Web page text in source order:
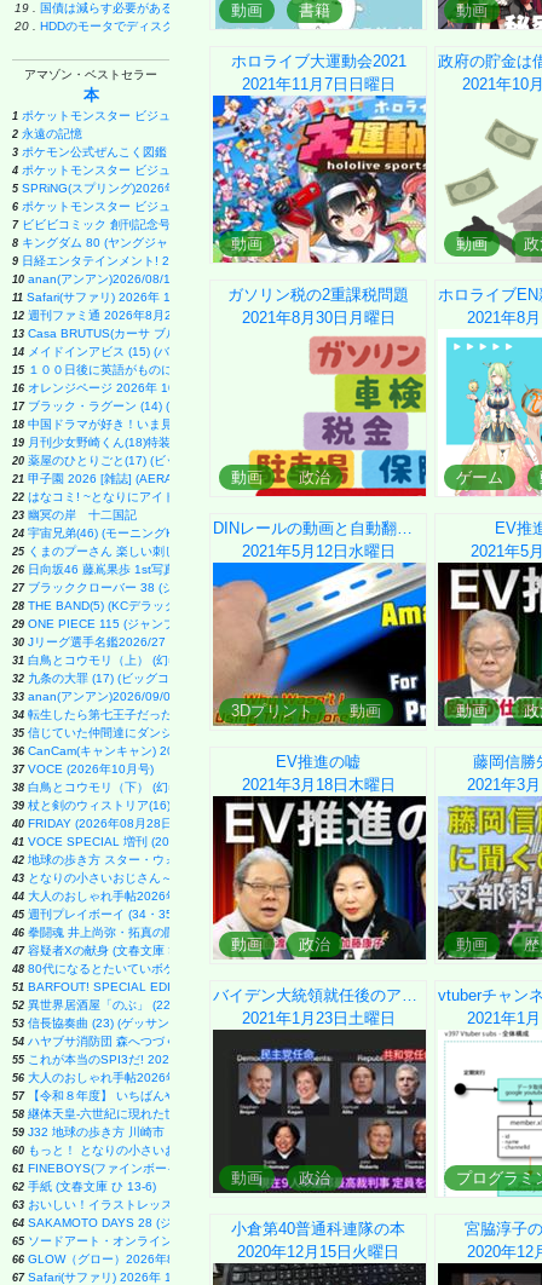
19 .
国債は減らす必要があるのか
20 .
HDDのモータでディスク・グラインダー製作
アマゾン・ベストセラー
本
1 ポケットモンスター ビジュアルアートブック 30th anniversary Art Book of Pokémon Video
2 永遠の記憶
3 ポケモン公式ぜんこく図鑑 1996-2026
4 ポケットモンスター ビジュアルアートブック 30th anniversary Art Book of Pokémon Video
5 SPRiNG(スプリング)2026年11月号
6 ポケットモンスター ビジュアルアートブック 30th anniversary Art Book of Pokémon Video
7 ビビビコミック 創刊記念号 ([実用品])
8 キングダム 80 (ヤングジャンプコミックス)
9 日経エンタテインメント! 2026年 9 月号増刊【表紙：EBiDAN】
10 anan(アンアン)2026/08/19号 No.2507[愛とSEX／寺西拓人]
11 Safari(サファリ) 2026年 10 月号増刊 Special Edition [COVER:平野紫耀]
12 週刊ファミ通 2026年8月20・27日合併号 No.1959
13 Casa BRUTUS(カーサ ブルータス) 2026年 9月号[もっと学べる！動物園と水族館]
14 メイドインアビス (15) (バンブーコミックス)
15 １００日後に英語がものになる１日１０分 ネイティブ英語書き写し
16 オレンジページ 2026年 10/17号増刊「Suicaのペンギンのぬいぐるみポーチ＆エコバッグ〈
17 ブラック・ラグーン (14) (サンデーGXコミックス)
18 中国ドラマが好き！いま見るべきスター最前線 (ぴあMOOK)
19 月刊少女野崎くん(18)特装版 セレクト小冊子「堀と鹿島編」付き (SEコミックスプレミアム)
20 薬屋のひとりごと(17) (ビッグガンガンコミックス)
21 甲子園 2026 [雑誌] (AERA増刊)
22 はなコミ! ~となりにアイドル~
23 幽冥の岸 十二国記
24 宇宙兄弟(46) (モーニングKC)
25 くまのプーさん 楽しい刺しゅう 全国版(1) 2026年 8/19 号 [雑誌]
26 日向坂46 藤嶌果歩 1st写真集 果実の歩幅
27 ブラッククローバー 38 (ジャンプコミックス)
28 THE BAND(5) (KCデラックス)
29 ONE PIECE 115 (ジャンプコミックス)
30 Jリーグ選手名鑑2026/27 J1・J2・J3 エル・ゴラッソ特別編集
31 白鳥とコウモリ（上） (幻冬舎文庫)
32 九条の大罪 (17) (ビッグコミックス)
33 anan(アンアン)2026/09/02号 No.2509増刊 スペシャルエディション[ちいかわ]
34 転生したら第七王子だったので、気ままに魔術を極めます(24) (KCデラックス)
35 信じていた仲間達にダンジョン奥地で殺されかけたがギフト『無限ガチャ』でレベル9999の
36 CanCam(キャンキャン) 2026年9月号 特別版【表紙：ACEes】
37 VOCE (2026年10月号)
38 白鳥とコウモリ（下） (幻冬舎文庫)
39 杖と剣のウィストリア(16) (少年マガジンKC)
40 FRIDAY (2026年08月28日号)
41 VOCE SPECIAL 増刊 (2026年10月号)
42 地球の歩き方 スター・ウォーズ
43 となりの小さいおじさん～大切なことのほぼ9割は手のひらサイズに教わった～
44 大人のおしゃれ手帖2026年9月号
45 週刊プレイボーイ (34・35号)
46 拳闘魂 井上尚弥・拓真の闘い (講談社+α新書 907-1A)
47 容疑者Xの献身 (文春文庫 ひ 13-7)
48 80代になるとたいていボケるか死ぬ。70代は神様から与えられた特別な時間 (幻冬舎新書 803)
51 BARFOUT! SPECIAL EDITION EARLY AUTUMN 2026 / TIME TRAVEL 岩本 照（Snow Man
52 異世界居酒屋「のぶ」 (22) (角川コミックス・エース)
53 信長協奏曲 (23) (ゲッサン少年サンデーコミックス)
54 ハヤブサ消防団 森へつづく道
55 これが本当のSPI3だ! 2028年度版 【主要3方式〈テストセンター・ペーパーテスト・WEBテ
56 大人のおしゃれ手帖2026年9月号増刊
57 【令和８年度】 いちばんやさしい ITパスポート 絶対合格の教科書＋出る順問題集
58 継体天皇-六世紀に現れた世襲王権の「始祖王」 (中公新書 2910)
59 J32 地球の歩き方 川崎市
60 もっと！ となりの小さいおじさん～大切なことのほぼ9割は手のひらサイズに教わった 2～
61 FINEBOYS(ファインボーイズ) 2026年 09 月号 [37℃アソブ日の服！/正門良規]
62 手紙 (文春文庫 ひ 13-6)
63 おいしい！イラストレッスン クレパスで描きました
64 SAKAMOTO DAYS 28 (ジャンプコミックス)
65 ソードアート・オンライン マテリアル1 シュガーリィ・デイズ (電撃文庫)
66 GLOW（グロー）2026年8月・9月合併号
67 Safari(サファリ) 2026年 10 月号 [COVER:グレン・パウエル]
動画 書籍 動画
ホロライブ大運動会2021
2021年11月7日 日曜日
動画
2021年10
動画
ガソリン税の2重課税問題
2021年8月30日 月曜日
動画 政治
ホロライブ
2021年8
ゲーム
DINレールの動画と自動翻訳字幕
2021年5月12日 水曜日
3Dプリント 動画
EV推
2021年5
動画
EV推進の嘘
2021年3月18日 木曜日
動画 政治
藤岡信勝
2021年3
動画
バイデン大統領就任後のアメリカ
2021年1月23日 土曜日
動画 政治
2021年1
プログラミ
小倉第40普通科連隊の本
2020年12月15日 火曜日
宮脇淳子
2020年12